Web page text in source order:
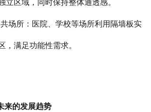
立区域，同时保持整体通透感。
场所：医院、学校等场所利用隔墙板实
，满足功能性需求。
来的发展趋势